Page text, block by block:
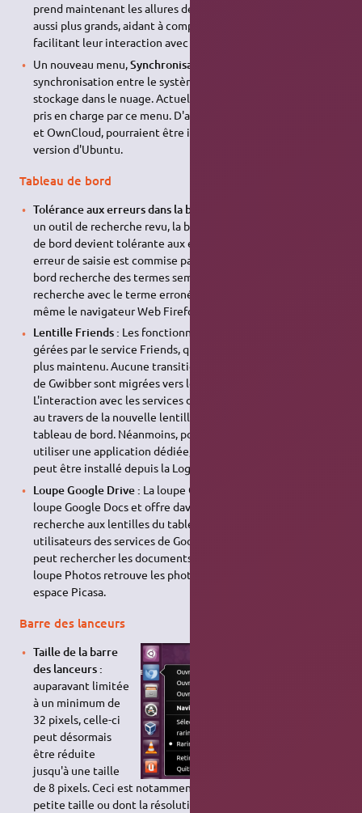
prend maintenant les allures de Unity. Les boutons sont
aussi plus grands, aidant à comprendre leur effet et
facilitant leur interaction avec les écrans tactiles ;
Un nouveau menu,Synchronisation
synchronisation entre le système Ubuntu et les services de
stockage dans le nuage. Actuellement, seul Ubuntu One est
pris en charge par ce menu. D'autres services, tels DropBox
et OwnCloud, pourraient être intégrés dans une future
version d'Ubuntu.
Tableau de bord
Tolérance aux erreurs dans la barre de recherche :
un outil de recherche revu, la barre de recherche du tableau
de bord devient tolérante aux erreurs de frappe. Lorsqu'une
erreur de saisie est commise par l'utilisateur, le tableau de
bord recherche des termes semblables. Par exemple, une
recherche avec le terme erroné «
même le navigateur Web Firefox ;
Lentille Friends : Les fonctionnalités sociales sont désormais
gérées par le service Friends, qui remplace Gwibber qui n'est
plus maintenu. Aucune transition n'est requise : vos données
de Gwibber sont migrées vers le service Friends.
L'interaction avec les services de réseaux sociaux s'effectue
au travers de la nouvelle lentille Friends, visible dans le
tableau de bord. Néanmoins, pour ceux qui préféreraient
utiliser une application dédiée, le logiciel
peut être installé depuis la Logithèque Ubuntu ;
Loupe Google Drive : La loupe Google Drive remplace la
loupe Google Docs et offre davantage de sources de
recherche aux lentilles du tableau de bord pour les
utilisateurs des services de Google. Ainsi, la loupe Fichiers
peut rechercher les documents dans Google Drive et la
loupe Photos retrouve les photos de l'utilisateur dans son
espace Picasa.
Barre des lanceurs
Taille de la barre
des lanceurs :
auparavant limitée
à un minimum de
32 pixels, celle-ci
peut désormais
être réduite
jusqu'à une taille
de 8 pixels. Ceci est notamment d'intérêt pour les écrans de
petite taille ou dont la résolution est faible ;